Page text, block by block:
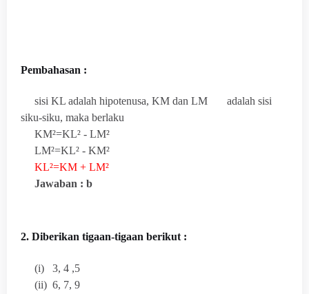
Pembahasan :
sisi KL adalah hipotenusa, KM dan LM adalah sisi
siku-siku, maka berlaku
KM²=KL² - LM²
LM²=KL² - KM²
KL²=KM + LM²
Jawaban : b
2. Diberikan tigaan-tigaan berikut :
(i) 3, 4 ,5
(ii) 6, 7, 9